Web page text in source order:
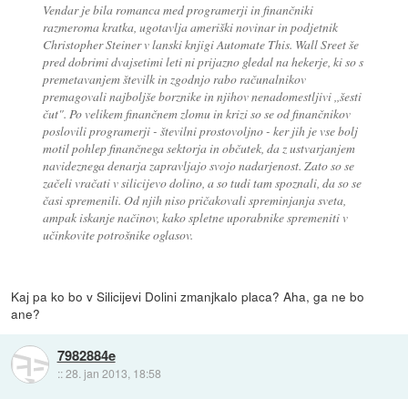
Vendar je bila romanca med programerji in finančniki
razmeroma kratka, ugotavlja ameriški novinar in podjetnik
Christopher Steiner v lanski knjigi Automate This. Wall Sreet še
pred dobrimi dvajsetimi leti ni prijazno gledal na hekerje, ki so s
premetavanjem številk in zgodnjo rabo računalnikov
premagovali najboljše borznike in njihov nenadomestljivi ,,šesti
čut". Po velikem finančnem zlomu in krizi so se od finančnikov
poslovili programerji - številni prostovoljno - ker jih je vse bolj
motil pohlep finančnega sektorja in občutek, da z ustvarjanjem
navideznega denarja zapravljajo svojo nadarjenost. Zato so se
začeli vračati v silicijevo dolino, a so tudi tam spoznali, da so se
časi spremenili. Od njih niso pričakovali spreminjanja sveta,
ampak iskanje načinov, kako spletne uporabnike spremeniti v
učinkovite potrošnike oglasov.
Kaj pa ko bo v Silicijevi Dolini zmanjkalo placa? Aha, ga ne bo
ane?
7982884e
::28. jan 2013, 18:58